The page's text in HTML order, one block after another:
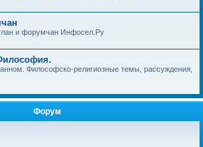
и форумчан Инфосел.Ру
Философско-религиозные темы, рассуждения,
Форум